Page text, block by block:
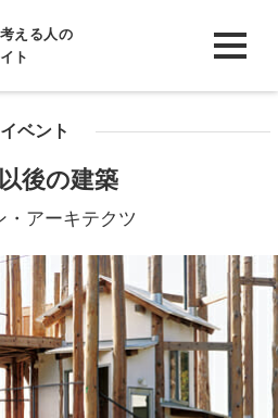
える人の
ト
イベント
後の建築
・アーキテクツ